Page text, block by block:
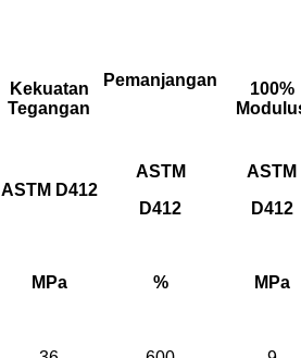
Kekuatan
Tegangan
Pemanjangan
100%
ASTM D412
ASTM
D412
ASTM
D412
MPa % MPa